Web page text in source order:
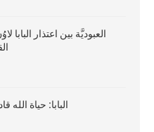
العبوديَّة بين اعتذار
البابا: حياة الله